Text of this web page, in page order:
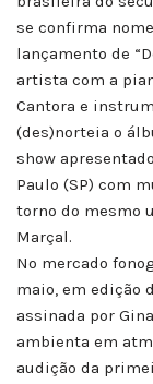
se confirma
lançamento de
artista com a
Cantora e
(des)norteia o
show
Paulo (SP) com
torno do mesmo
Marçal.
No mercado
maio, em edição
assinada por
ambienta em
audição da